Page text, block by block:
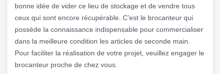
bonne idée de vider ce lieu de stockage et de vendre tous
ceux qui sont encore récupérable. C’est le brocanteur qui
possède la connaissance indispensable pour commercialiser
dans la meilleure condition les articles de seconde main.
Pour faciliter la réalisation de votre projet, veuillez engager le
brocanteur proche de chez vous.